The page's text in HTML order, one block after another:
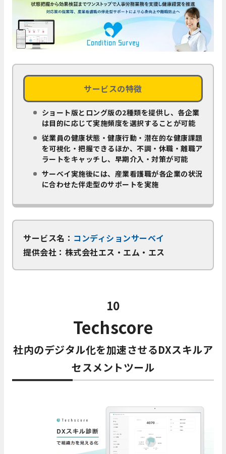
サービスの特徴
ショート版とロング版の2種類を提供し、各企業
は目的に応じて実施頻度を選択することが可能
従業員の健康状態・健康行動・潜在的な健康課題
を可視化・把握できるほか、不調・休職・離職ア
ラートをキャッチし、早期介入・対策が可能
サーベイ実施後には、産業看護職が各企業の状況
に合わせた伴走型のサポートを実施
サービス名： コンディションサーベイ
提供会社：株式会社エス・エム・エス
10
Techscore
社内のデジタル化を加速させるDXスキルア
セスメントツール